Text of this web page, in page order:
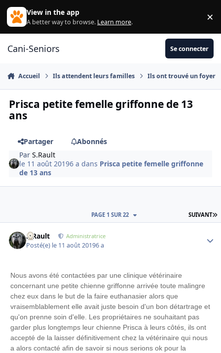
Aller au contenu
View in the app
A better way to browse. Learn more. ×
Cani-Seniors Se connecter
Accueil Ils attendent leurs familles Ils ont trouvé un foyer
Prisca petite femelle griffonne de 13
ans
Partager
Abonnés
ParS.Rault
le 11 août 20196 a dans Prisca petite femelle griffonne
de 13 ans
SUIVANT
PAGE 1 SUR 22
S.Rault Administratrice
Posté(e) le 11 août 20196 a
Nous avons été contactées par une clinique vétérinaire
concernant une petite chienne griffonne arrivée toute malingre
chez eux dans le but de la faire euthanasier alors que
vraisemblablement elle avait juste besoin d'un bon détartrage et
qu'on prenne soin d'elle. Les propriétaires ne souhaitant pas
garder plus longtemps leur chienne Prisca à leurs côtés, ils ont
accepté de la laisser définitivement chez la vétérinaire qui nous
a alors contacté afin de savoir si nous serions ok pour la